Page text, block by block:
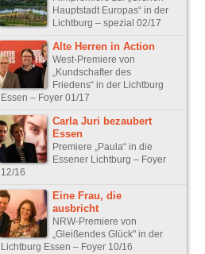
Hauptstadt Europas“ in der
Lichtburg – spezial 02/17
Alte Herren in Action
West-Premiere von
„Kundschafter des
Friedens“ in der Lichtburg
Essen – Foyer 01/17
Carla Juri bezaubert
Essen
Premiere „Paula“ in die
Essener Lichtburg – Foyer
12/16
Eine Frau, die
ausbricht
NRW-Premiere von
„Gleißendes Glück" in der
Lichtburg Essen – Foyer 10/16